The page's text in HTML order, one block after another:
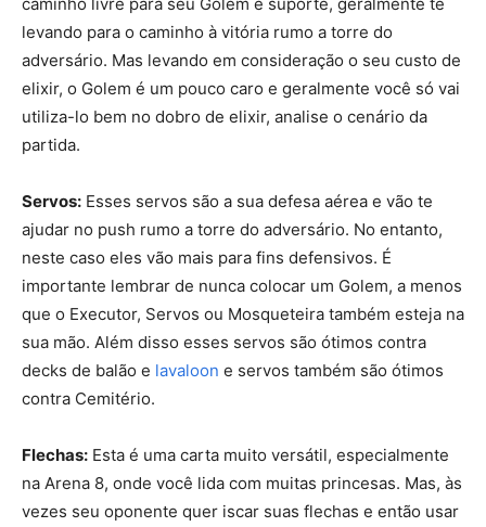
levando para o caminho à vitória rumo a torre do
adversário. Mas levando em consideração o seu custo de
elixir, o Golem é um pouco caro e geralmente você só vai
utiliza-lo bem no dobro de elixir, analise o cenário da
partida.
Servos: Esses servos são a sua defesa aérea e vão te
ajudar no push rumo a torre do adversário. No entanto,
neste caso eles vão mais para fins defensivos. É
importante lembrar de nunca colocar um Golem, a menos
que o Executor, Servos ou Mosqueteira também esteja na
sua mão. Além disso esses servos são ótimos contra
decks de balão e lavaloon e servos também são ótimos
contra Cemitério.
Flechas: Esta é uma carta muito versátil, especialmente
na Arena 8, onde você lida com muitas princesas. Mas, às
vezes seu oponente quer iscar suas flechas e então usar